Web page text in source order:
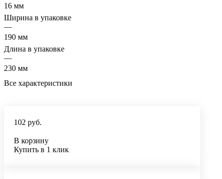
16 мм
Ширина в упаковке
—
190 мм
Длина в упаковке
—
230 мм
Все характеристики
102 руб.
В корзину
Купить в 1 клик